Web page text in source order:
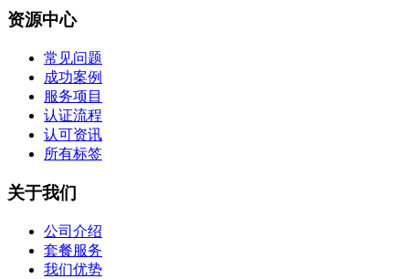
资源中心
常见问题
成功案例
服务项目
认证流程
认可资讯
所有标签
关于我们
公司介绍
套餐服务
我们优势